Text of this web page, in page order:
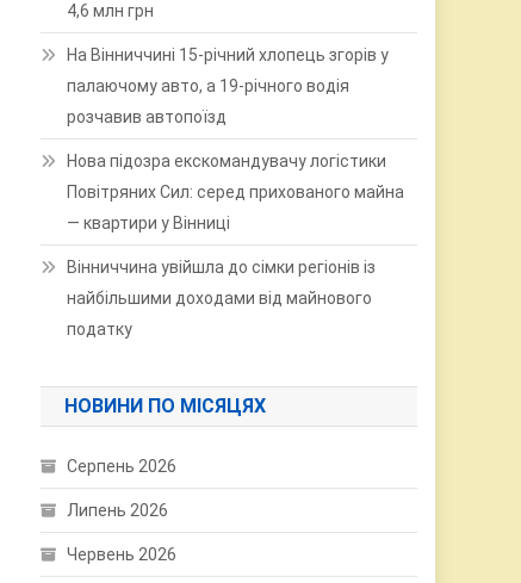
4,6 млн грн
На Вінниччині 15-річний хлопець згорів у
палаючому авто, а 19-річного водія
розчавив автопоїзд
Нова підозра екскомандувачу логістики
Повітряних Сил: серед прихованого майна
— квартири у Вінниці
Вінниччина увійшла до сімки регіонів із
найбільшими доходами від майнового
податку
НОВИНИ ПО МІСЯЦЯХ
Серпень 2026
Липень 2026
Червень 2026